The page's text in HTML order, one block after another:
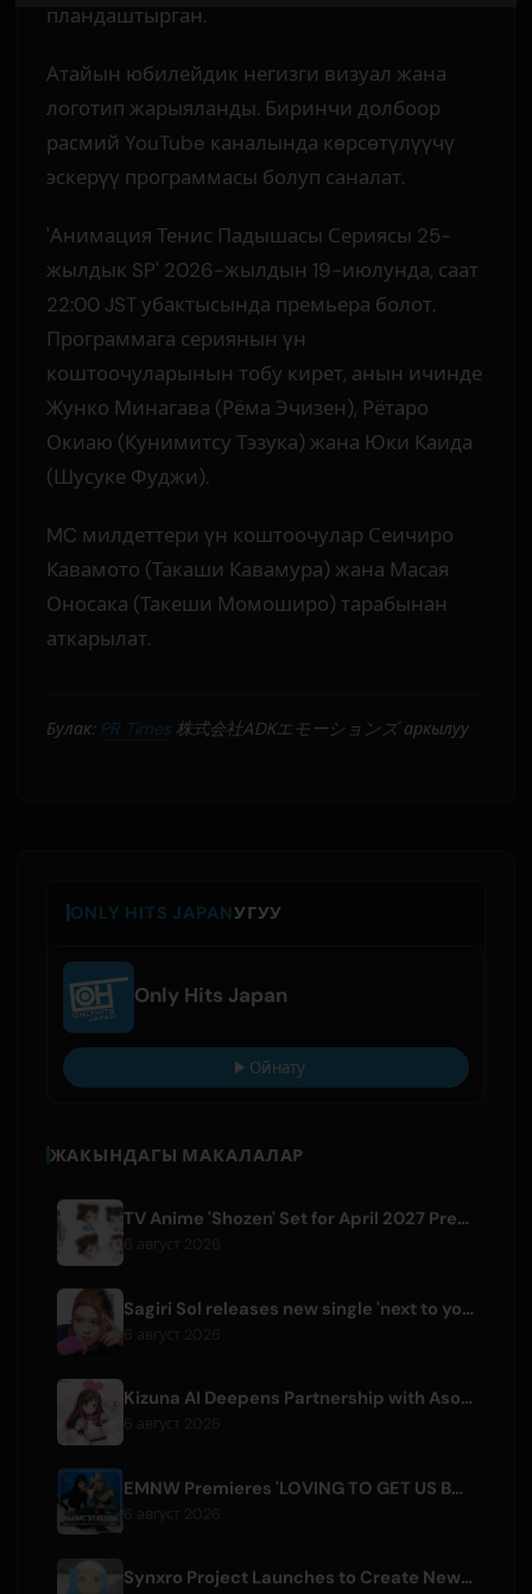
пландаштырган.
Атайын юбилейдик негизги визуал жана
логотип жарыяланды. Биринчи долбоор
расмий YouTube каналында көрсөтүлүүчү
эскерүү программасы болуп саналат.
'Анимация Тенис Падышасы Сериясы 25-
жылдык SP' 2026-жылдын 19-июлунда, саат
22:00 JST убактысында премьера болот.
Программага сериянын үн
коштоочуларынын тобу кирет, анын ичинде
Жунко Минагава (Рёма Эчизен), Рётаро
Окиаю (Кунимитсу Тэзука) жана Юки Каида
(Шусуке Фуджи).
MC милдеттери үн коштоочулар Сеичиро
Кавамото (Такаши Кавамура) жана Масая
Оносака (Такеши Момоширо) тарабынан
аткарылат.
Булак: PR Times株式会社ADKエモーションズ аркылуу
ONLY HITS JAPANУГУУ
Only Hits Japan
Ойнату
ЖАКЫНДАГЫ МАКАЛАЛАР
TV Anime 'Shozen' Set for April 2027 Premiere on Fuji TV
Sagiri Sol releases new single 'next to your love' after hiatus
Kizuna AI Deepens Partnership with Asobisystem Ahead of 10th Anniversary World Tour
EMNW Premieres 'LOVING TO GET US BY' Music Video on August 7
Synxro Project Launches to Create New IP from Fictional Anime Openings